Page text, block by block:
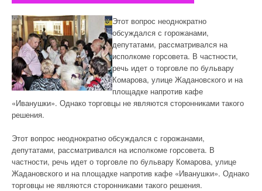
Этот вопрос неоднократно
обсуждался с горожанами,
депутатами, рассматривался на
исполкоме горсовета. В частности,
речь идет о торговле по бульвару
Комарова, улице Жадановского и на
площадке напротив кафе
«Иванушки». Однако торговцы не являются сторонниками такого
решения.
Этот вопрос неоднократно обсуждался с горожанами,
депутатами, рассматривался на исполкоме горсовета. В
частности, речь идет о торговле по бульвару Комарова, улице
Жадановского и на площадке напротив кафе «Иванушки». Однако
торговцы не являются сторонниками такого решения.